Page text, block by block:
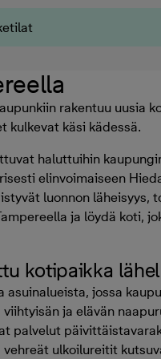
rakentuu uusia
kulkevat käsi kädessä.
haluttuihin
elinvoimaiseen
luonnon läheisyys,
ja löydä koti,
kotipaikka
asuinalueista, jossa
ja elävän
palvelut
ulkoilureitit